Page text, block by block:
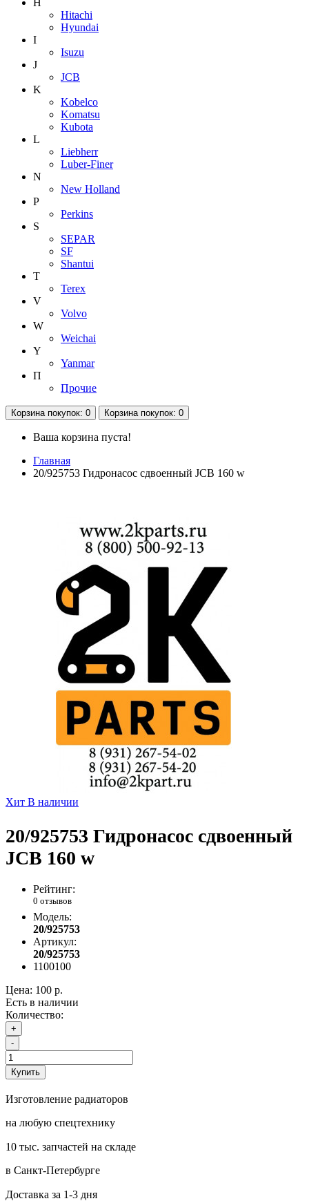
H
Hitachi
Hyundai
I
Isuzu
J
JCB
K
Kobelco
Komatsu
Kubota
L
Liebherr
Luber-Finer
N
New Holland
P
Perkins
S
SEPAR
SF
Shantui
T
Terex
V
Volvo
W
Weichai
Y
Yanmar
П
Прочие
Корзинапокупок: 0 Корзинапокупок: 0
Ваша корзина пуста!
Главная
20/925753 Гидронасос сдвоенный JCB 160 w
Хит В наличии
20/925753 Гидронасос сдвоенный
JCB 160 w
Рейтинг:
0 отзывов
Модель:
20/925753
Артикул:
20/925753
1100100
Цена: 100 р.
Есть в наличии
Количество:
+
-
Купить
Изготовление радиаторов
на любую спецтехнику
10 тыс. запчастей на складе
в Санкт-Петербурге
Доставка за 1-3 дня